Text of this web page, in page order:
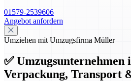
01579-2539606
Angebot anfordern
Umziehen mit Umzugsfirma Müller
✅ Umzugsunternehmen
Verpackung, Transport